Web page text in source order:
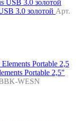
3.0 золотой Арт.
Portable 2,5"
WESN